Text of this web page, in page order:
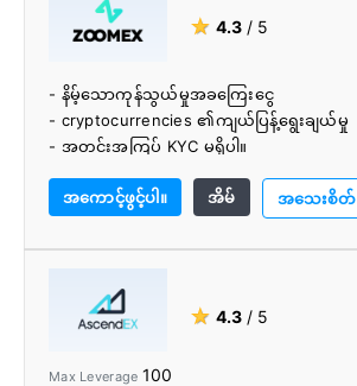
★ 4.3 / 5
- နိမ့်သောကုန်သွယ်မှုအခကြေးငွေ
- cryptocurrencies ၏ကျယ်ပြန့်ရွေးချယ်မှု
- အတင်းအကြပ် KYC မရှိပါ။
- ပညာရှင်အဖွဲ့
အကောင့်ဖွင့်ပါ။ အိမ် အသေးစိတ်
★ 4.3 / 5
Max Leverage 100